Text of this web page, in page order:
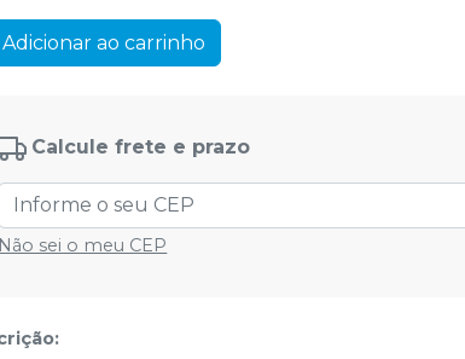
Adicionar ao carrinho
Calcule frete e prazo
Não sei o meu CEP